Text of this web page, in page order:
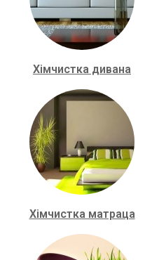
Хімчистка дивана
Хімчистка матраца